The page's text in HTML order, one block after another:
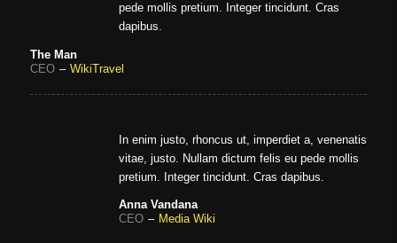
pede mollis pretium. Integer tincidunt. Cras
dapibus.
The Man
CEO – WikiTravel
In enim justo, rhoncus ut, imperdiet a, venenatis
vitae, justo. Nullam dictum felis eu pede mollis
pretium. Integer tincidunt. Cras dapibus.
Anna Vandana
CEO – Media Wiki